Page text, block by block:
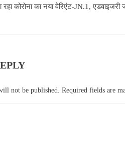
कोरोना का नया वेरिएंट-JN.1, एडवाइजरी
not be published. Required fields are